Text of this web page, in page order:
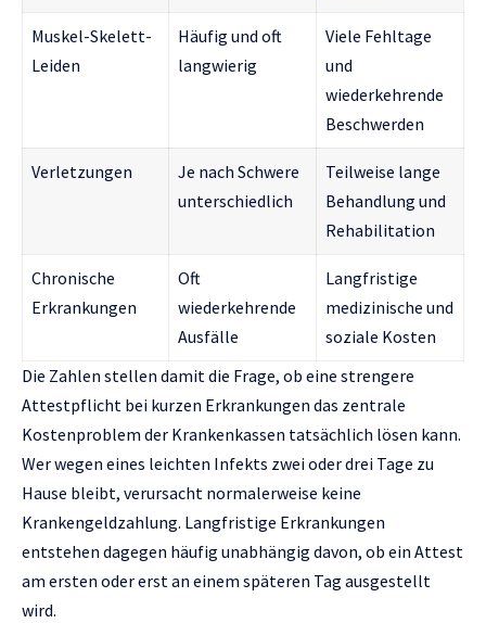
Muskel-Skelett-
Leiden
Häufig und oft
langwierig
Viele Fehltage
und
wiederkehrende
Beschwerden
Verletzungen
Je nach Schwere
unterschiedlich
Teilweise lange
Behandlung und
Rehabilitation
Chronische
Erkrankungen
Oft
wiederkehrende
Ausfälle
Langfristige
medizinische und
soziale Kosten
Die Zahlen stellen damit die Frage, ob eine strengere
Attestpflicht bei kurzen Erkrankungen das zentrale
Kostenproblem der Krankenkassen tatsächlich lösen kann.
Wer wegen eines leichten Infekts zwei oder drei Tage zu
Hause bleibt, verursacht normalerweise keine
Krankengeldzahlung. Langfristige Erkrankungen
entstehen dagegen häufig unabhängig davon, ob ein Attest
am ersten oder erst an einem späteren Tag ausgestellt
wird.